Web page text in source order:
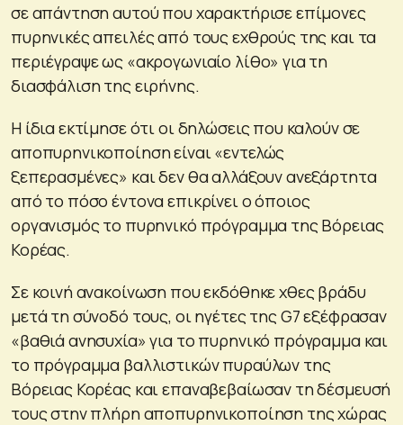
σε απάντηση αυτού που χαρακτήρισε επίμονες
πυρηνικές απειλές από τους εχθρούς της και τα
περιέγραψε ως «ακρογωνιαίο λίθο» για τη
διασφάλιση της ειρήνης.
Η ίδια εκτίμησε ότι οι δηλώσεις που καλούν σε
αποπυρηνικοποίηση είναι «εντελώς
ξεπερασμένες» και δεν θα αλλάξουν ανεξάρτητα
από το πόσο έντονα επικρίνει ο όποιος
οργανισμός το πυρηνικό πρόγραμμα της Βόρειας
Κορέας.
Σε κοινή ανακοίνωση που εκδόθηκε χθες βράδυ
μετά τη σύνοδό τους, οι ηγέτες της G7 εξέφρασαν
«βαθιά ανησυχία» για το πυρηνικό πρόγραμμα και
το πρόγραμμα βαλλιστικών πυραύλων της
Βόρειας Κορέας και επαναβεβαίωσαν τη δέσμευσή
τους στην πλήρη αποπυρηνικοποίηση της χώρας